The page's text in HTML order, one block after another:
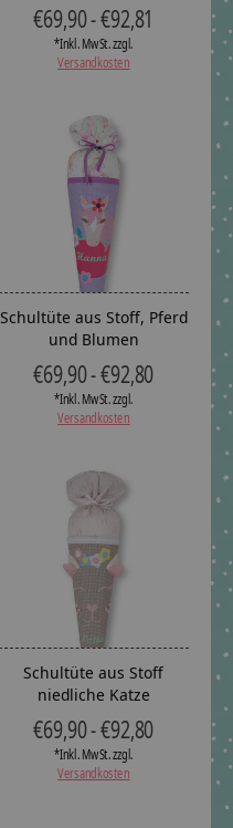
€69,90 - €92,81
*Inkl. MwSt. zzgl.
Versandkosten
Schultüte aus Stoff, Pferd
und Blumen
€69,90 - €92,80
*Inkl. MwSt. zzgl.
Versandkosten
Schultüte aus Stoff
niedliche Katze
€69,90 - €92,80
*Inkl. MwSt. zzgl.
Versandkosten